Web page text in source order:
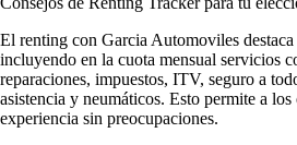
El renting con Garcia Automoviles
incluyendo en la cuota mensual servicios
reparaciones, impuestos, ITV, seguro a
asistencia y neumáticos. Esto permite a
experiencia sin preocupaciones.